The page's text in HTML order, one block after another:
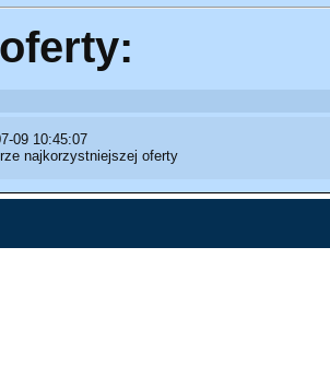
09 10:45:07
najkorzystniejszej oferty